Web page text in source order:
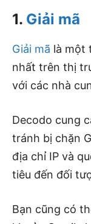
1. Giải mã
Giải mã là một
nhất trên thị
với các nhà
Decodo cung
tránh bị chặn
địa chỉ IP và
tiêu đến đối
Bạn cũng có